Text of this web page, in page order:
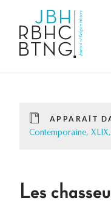
APPARAÎT
Contemporaine,
Les